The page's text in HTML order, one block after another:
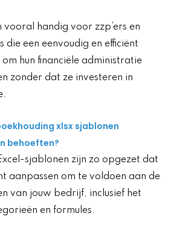
vooral handig voor zzp’ers en
die een eenvoudig en efficiënt
om hun financiële administratie
zonder dat ze investeren in
xlsx sjablonen
behoeften?
sjablonen zijn zo opgezet dat
aanpassen om te voldoen aan de
van jouw bedrijf, inclusief het
en formules.